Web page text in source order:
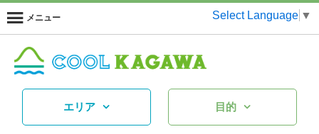
メニュー Select Language ▼
エリア 目的